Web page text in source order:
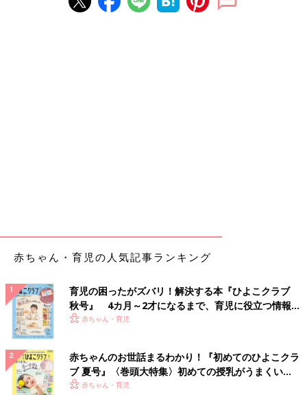
赤ちゃん・育児の人気記事ランキング
育児の困ったがズバリ！解決する本『ひよこクラブ
秋号』 4カ月～2才になるまで、育児に役立つ情報が
いっぱい！
赤ちゃん・育児
赤ちゃんのお世話まるわかり！『初めてのひよこクラ
ブ 夏号』〈巻頭大特集〉初めての授乳がうまくい
く！ おっぱい・ミルクの基本と夏のトラブル 解決テ
赤ちゃん・育児